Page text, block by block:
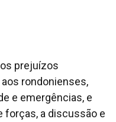
prejuízos
rondonienses,
e emergências, e
forças, a discussão e